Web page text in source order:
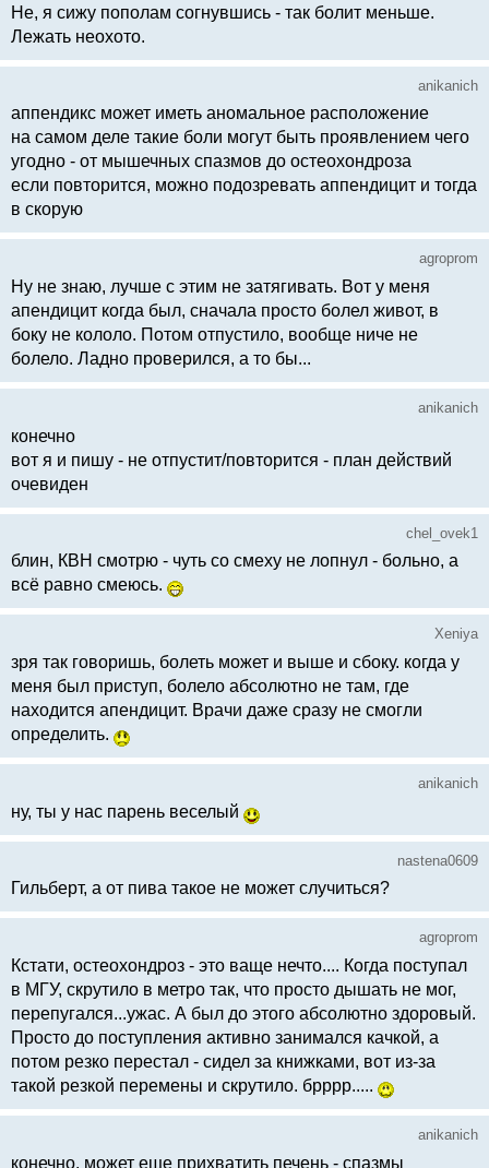
Не, я сижу пополам согнувшись - так болит меньше.
Лежать неохото.
anikanich
аппендикс может иметь аномальное расположение
на самом деле такие боли могут быть проявлением чего
угодно - от мышечных спазмов до остеохондроза
если повторится, можно подозревать аппендицит и тогда
в скорую
agroprom
Ну не знаю, лучше с этим не затягивать. Вот у меня
апендицит когда был, сначала просто болел живот, в
боку не кололо. Потом отпустило, вообще ниче не
болело. Ладно проверился, а то бы...
anikanich
конечно
вот я и пишу - не отпустит/повторится - план действий
очевиден
chel_ovek1
блин, КВН смотрю - чуть со смеху не лопнул - больно, а
всё равно смеюсь.
Xeniya
зря так говоришь, болеть может и выше и сбоку. когда у
меня был приступ, болело абсолютно не там, где
находится апендицит. Врачи даже сразу не смогли
определить.
anikanich
ну, ты у нас парень веселый
nastena0609
Гильберт, а от пива такое не может случиться?
agroprom
Кстати, остеохондроз - это ваще нечто.... Когда поступал
в МГУ, скрутило в метро так, что просто дышать не мог,
перепугался...ужас. А был до этого абсолютно здоровый.
Просто до поступления активно занимался качкой, а
потом резко перестал - сидел за книжками, вот из-за
такой резкой перемены и скрутило. брррр.....
anikanich
конечно, может еще прихватить печень - спазмы